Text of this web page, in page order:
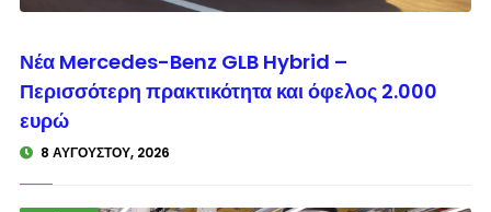
Νέα Mercedes-Benz GLB Hybrid –
Περισσότερη πρακτικότητα και όφελος 2.000
ευρώ
8 ΑΥΓΟΎΣΤΟΥ, 2026